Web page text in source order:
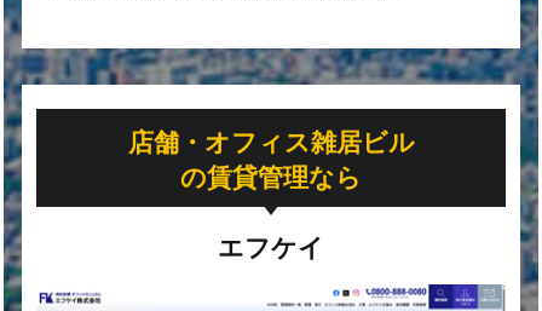
店舗・オフィス雑居ビル
の賃貸管理なら
エフケイ